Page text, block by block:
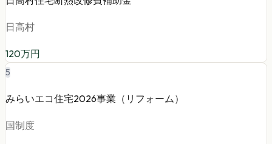
日高村
120万円
5
みらいエコ住宅2026事業（リフォーム）
国制度